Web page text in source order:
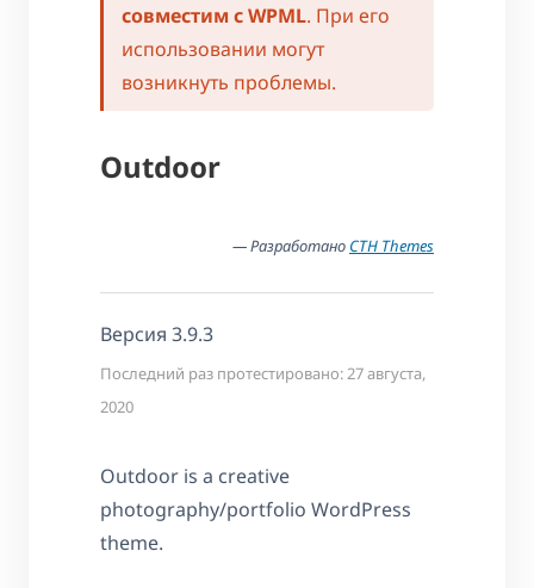
совместим с WPML. При его
использовании могут
возникнуть проблемы.
Outdoor
— Разработано CTH Themes
Версия 3.9.3
Последний раз протестировано: 27 августа,
2020
Outdoor is a creative
photography/portfolio WordPress
theme.